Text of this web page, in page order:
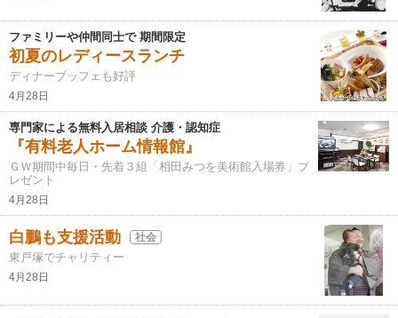
ファミリーや仲間同士で 期間限定
初夏のレディースランチ
ディナーブッフェも好評
4月28日
専門家による無料入居相談 介護・認知症
『有料老人ホーム情報館』
ＧＷ期間中毎日・先着３組「相田みつを美術館入場券」プ
レゼント
4月28日
白鵬も支援活動 社会
東戸塚でチャリティー
4月28日